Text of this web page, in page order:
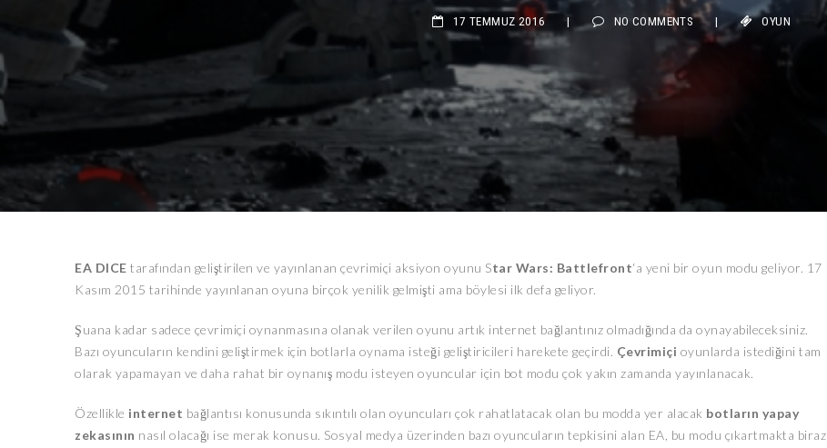
17 TEMMUZ 2016 | NO COMMENTS OYUN
EA DICE tarafından geliştirilen ve yayınlanan çevrimiçi aksiyon oyunu Star Wars: Battlefront‘a yeni bir oyun modu geliyor. 17
Kasım 2015 tarihinde yayınlanan oyuna birçok yenilik gelmişti ama böylesi ilk defa geliyor.
Şuana kadar sadece çevrimiçi oynanmasına olanak verilen oyunu artık internet bağlantınız olmadığında da oynayabileceksiniz.
Bazı oyuncuların kendini geliştirmek için botlarla oynama isteği geliştiricileri harekete geçirdi. Çevrimiçi oyunlarda istediğini tam
olarak yapamayan ve daha rahat bir oynanış modu isteyen oyuncular için bot modu çok yakın zamanda yayınlanacak.
Özellikle internet bağlantısı konusunda sıkıntılı olan oyuncuları çok rahatlatacak olan bu modda yer alacak botların yapay
zekasının nasıl olacağı ise merak konusu. Sosyal medya üzerinden bazı oyuncuların tepkisini alan EA, bu modu çıkartmakta biraz